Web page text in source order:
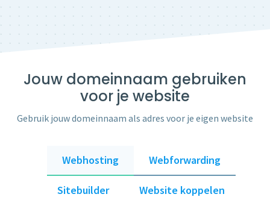
Jouw domeinnaam gebruiken
voor je website
Gebruik jouw domeinnaam als adres voor je eigen website
Webhosting Webforwarding
Sitebuilder Website koppelen